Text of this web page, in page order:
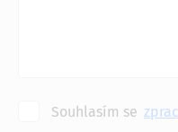
Souhlasím se